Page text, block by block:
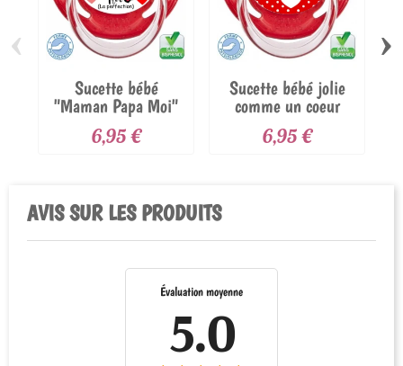
Sucette bébé
"Maman Papa Moi"
6,95 €
Sucette bébé jolie
comme un coeur
6,95 €
‹ ›
AVIS SUR LES PRODUITS
Évaluation moyenne
5.0